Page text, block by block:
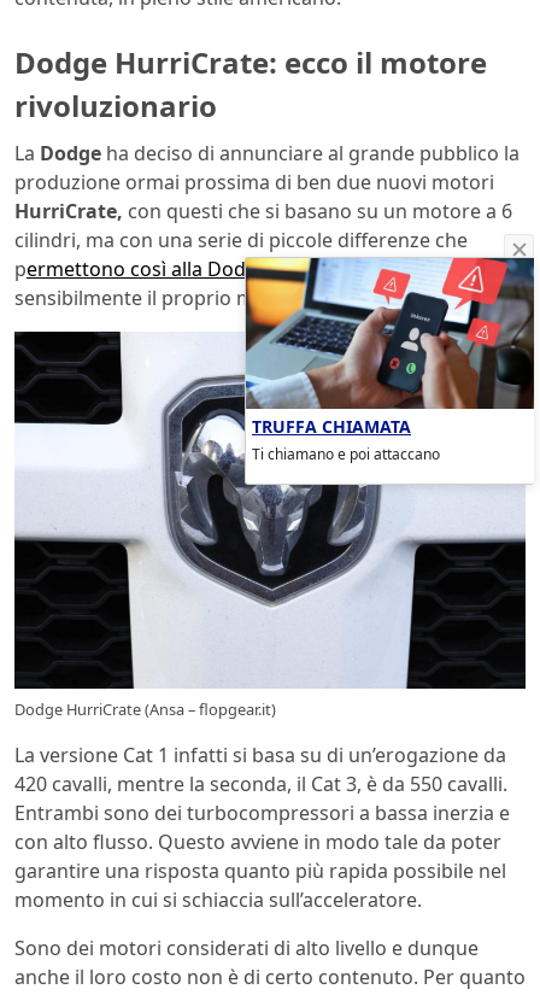
Dodge HurriCrate: ecco il motore
rivoluzionario
La Dodge ha deciso di annunciare al grande pubblico la
produzione ormai prossima di ben due nuovi motori
HurriCrate, con questi che si basano su un motore a 6
cilindri, ma con una serie di piccole differenze che
permettono così alla Dodgedi poter differenziare
sensibilmente il proprio mercato sportivo.
Dodge HurriCrate (Ansa – flopgear.it)
La versione Cat 1 infatti si basa su di un’erogazione da
420 cavalli, mentre la seconda, il Cat 3, è da 550 cavalli.
Entrambi sono dei turbocompressori a bassa inerzia e
con alto flusso. Questo avviene in modo tale da poter
garantire una risposta quanto più rapida possibile nel
momento in cui si schiaccia sull’acceleratore.
Sono dei motori considerati di alto livello e dunque
anche il loro costo non è di certo contenuto. Per quanto
TRUFFA CHIAMATA
Ti chiamano e poi attaccano